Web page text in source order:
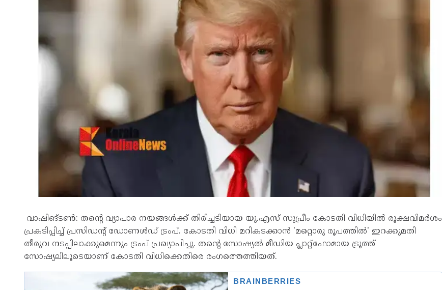
വാഷിങ്ടൺ: തന്റെ വ്യാപാര നയങ്ങൾക്ക് തിരിച്ചടിയായ യു.എസ് സുപ്രീം കോടതി വിധിയിൽ രൂക്ഷവിമർശം
പ്രകടിപ്പിച്ച് പ്രസിഡന്റ് ഡോണൾഡ് ട്രംപ്. കോടതി വിധി മറികടക്കാൻ 'മറ്റൊരു രൂപത്തിൽ' ഇറക്കുമതി
തീരുവ നടപ്പിലാക്കുമെന്നും ട്രംപ് പ്രഖ്യാപിച്ചു. തന്റെ സോഷ്യൽ മീഡിയ പ്ലാറ്റ്‌ഫോമായ ട്രൂത്ത്
സോഷ്യലിലൂടെയാണ് കോടതി വിധിക്കെതിരെ രംഗത്തെത്തിയത്.